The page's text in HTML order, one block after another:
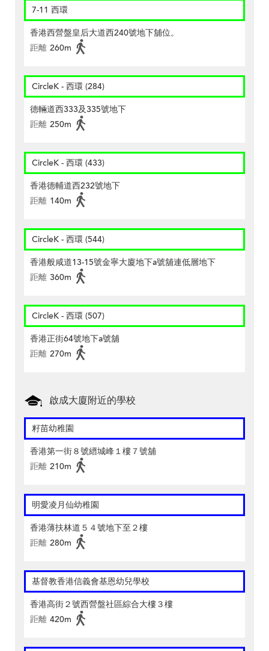
7-11 西環
香港西營盤皇后大道西240號地下舖位。
距離 260m
CircleK - 西環 (284)
德輛道西333及335號地下
距離 250m
CircleK - 西環 (433)
香港德輔道西232號地下
距離 140m
CircleK - 西環 (544)
香港般咸道13-15號金寧大廈地下a號舖連低層地下
距離 360m
CircleK - 西環 (507)
香港正街64號地下a號舖
距離 270m
啟成大廈附近的學校
籽苗幼稚園
香港第一街８號縉城峰１樓７號舖
距離 210m
明愛凌月仙幼稚園
香港薄扶林道５４號地下至２樓
距離 280m
基督教香港信義會基恩幼兒學校
香港高街２號西營盤社區綜合大樓３樓
距離 420m